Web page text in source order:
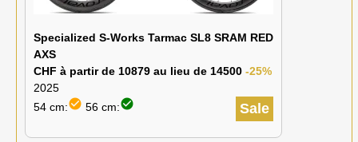
Specialized S-Works Tarmac SL8 SRAM RED
AXS
CHF à partir de 10879 au lieu de 14500 -25%
2025
Sale
54 cm:check_circle 56 cm:check_circle